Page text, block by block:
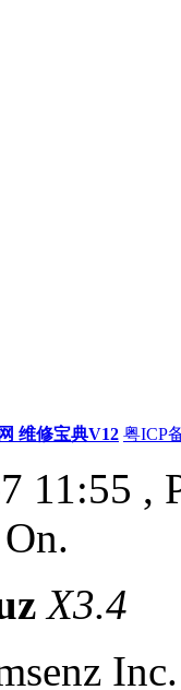
维修宝典V12 粤ICP
11:55 ,
X3.4
Inc.